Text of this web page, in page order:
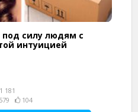
под силу людям с
интуицией
181
104